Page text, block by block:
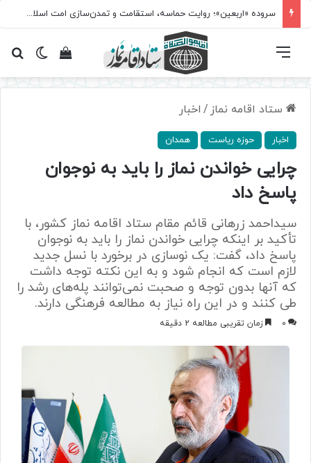
سروده‌ «اربعین»؛ روایت حماسه، استقامت و تمدن‌سازی امت اسلامی
تغییرمشاهده فهرست
ستاد اقامه نماز / اخبار
اخبار حوزه ریاست همدان
چرایی خواندن نماز را باید به نوجوان
پاسخ داد
سیداحمد زرهانی قائم‌ مقام ستاد اقامه نماز کشور، با
تأکید بر اینکه چرایی خواندن نماز را باید به نوجوان
پاسخ داد، گفت: یک نوسازی در برخورد با نسل جدید
لازم است که انجام شود و به این نکته توجه داشت
که آنها بدون توجه و صحبت نمی‌توانند پله‌های رشد را
طی کنند و در این راه نیاز به مطالعه فرهنگی دارند.
0 زمان تقریبی مطالعه 2 دقیقه